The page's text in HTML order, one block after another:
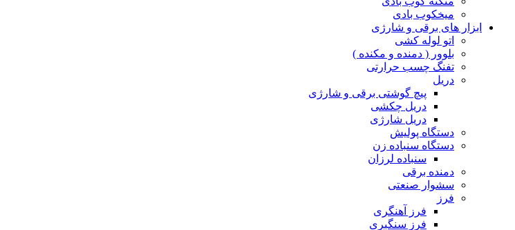
میخکوب بادی
ابزار های برقی و شارژی
اتو لوله کشی
بلوور ( دمنده و مکنده )
تفنگ چسب حرارتی
دریل
پیچ گوشتی برقی و شارژی
دریل چکشی
دریل شارژی
دستگاه پولیش
دستگاه سنباده زن
سنباده لرزان
دمنده برقی
سشوار صنعتی
فرز
فرز آهنگری
فرز سنگبری